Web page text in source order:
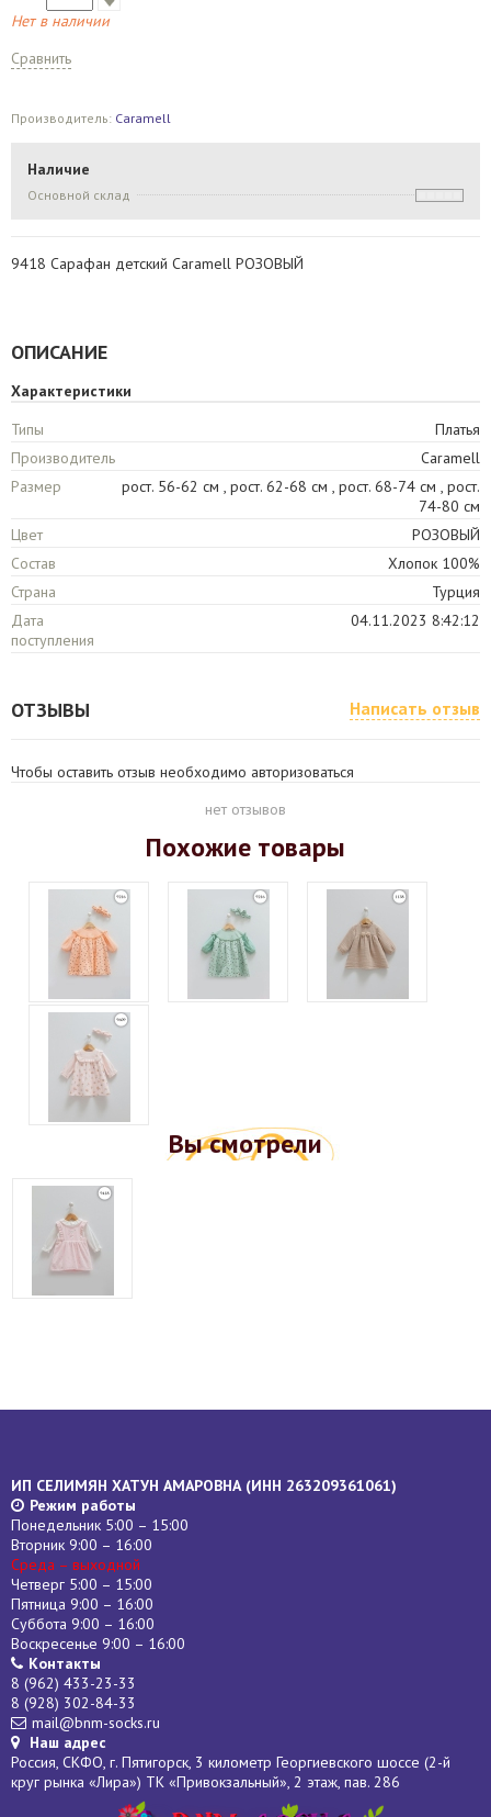
Нет в наличии
Сравнить
Производитель: Caramell
Наличие
Основной склад
9418 Сарафан детский Caramell РОЗОВЫЙ
ОПИСАНИЕ
Характеристики
Типы
Платья
Производитель
Caramell
Размер
рост. 56-62 см , рост. 62-68 см , рост. 68-74 см , рост.
74-80 см
Цвет
РОЗОВЫЙ
Состав
Хлопок 100%
Страна
Турция
Дата
поступления
04.11.2023 8:42:12
ОТЗЫВЫ Написать отзыв
Чтобы оставить отзыв необходимо авторизоваться
нет отзывов
Похожие товары
Вы смотрели
ИП СЕЛИМЯН ХАТУН АМАРОВНА (ИНН 263209361061)
Режим работы
Понедельник 5:00 – 15:00
Вторник 9:00 – 16:00
Среда – выходной
Четверг 5:00 – 15:00
Пятница 9:00 – 16:00
Суббота 9:00 – 16:00
Воскресенье 9:00 – 16:00
Контакты
8 (962) 433-23-33
8 (928) 302-84-33
mail@bnm-socks.ru
Наш адрес
Россия, СКФО, г. Пятигорск, 3 километр Георгиевского шоссе (2-й
круг рынка «Лира») ТК «Привокзальный», 2 этаж, пав. 286